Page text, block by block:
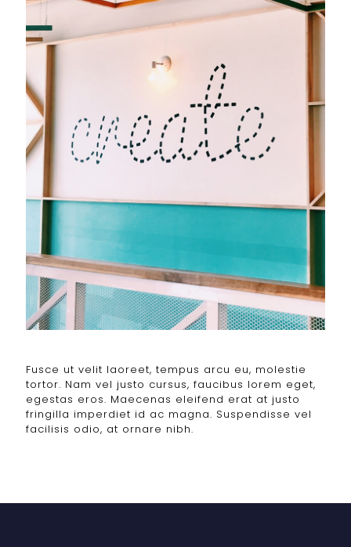
Fusce ut velit laoreet, tempus arcu eu, molestie
tortor. Nam vel justo cursus, faucibus lorem eget,
egestas eros. Maecenas eleifend erat at justo
fringilla imperdiet id ac magna. Suspendisse vel
facilisis odio, at ornare nibh.